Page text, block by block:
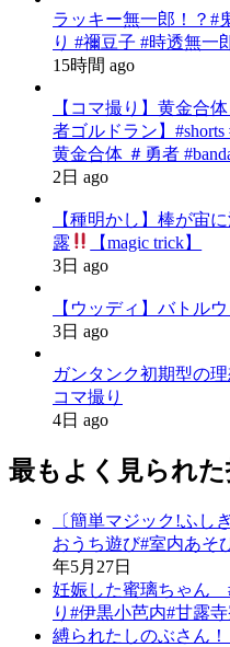
ラッキー無一郎！？#
り #禰豆子 #時透無一
15時間 ago
【コマ撮り】黄金合
者ゴルドラン】#shorts
黄金合体 ＃勇者
2日 ago
【種明かし】棒が宙
露
【magic trick】
3日 ago
【ウッディ】バトル
3日 ago
ガンタンク初期型の
コマ撮り
4日 ago
最もよく見られ
〔簡単マジック!ふし
おうち遊び#室内あそ
年5月27日
妊娠した蜜璃ちゃん
り#伊黒小芭内#甘露
縛られたしのぶさん